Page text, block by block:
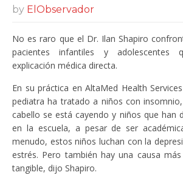
by ElObservador
No es raro que el Dr. Ilan Shapiro
pacientes infantiles y adolescentes
explicación médica directa.
En su práctica en AltaMed Health
pediatra ha tratado a niños con
cabello se está cayendo y niños que han
en la escuela, a pesar de ser
menudo, estos niños luchan con la
estrés. Pero también hay una causa
tangible, dijo Shapiro.